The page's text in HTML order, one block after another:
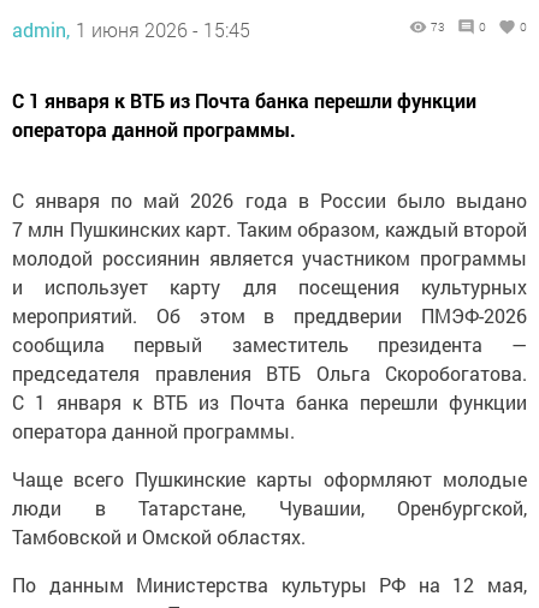
admin, 1 июня 2026 - 15:45 73 0 0
С 1 января к ВТБ из Почта банка перешли функции
оператора данной программы.
С января по май 2026 года в России было выдано
7 млн Пушкинских карт. Таким образом, каждый второй
молодой россиянин является участником программы
и использует карту для посещения культурных
мероприятий. Об этом в преддверии ПМЭФ-2026
сообщила первый заместитель президента —
председателя правления ВТБ Ольга Скоробогатова.
С 1 января к ВТБ из Почта банка перешли функции
оператора данной программы.
Чаще всего Пушкинские карты оформляют молодые
люди в Татарстане, Чувашии, Оренбургской,
Тамбовской и Омской областях.
По данным Министерства культуры РФ на 12 мая,